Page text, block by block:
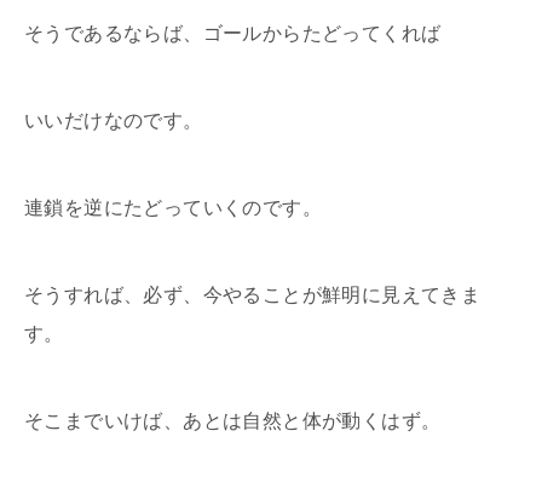
そうであるならば、ゴールからたどってくれば
いいだけなのです。
連鎖を逆にたどっていくのです。
そうすれば、必ず、今やることが鮮明に見えてきま
す。
そこまでいけば、あとは自然と体が動くはず。